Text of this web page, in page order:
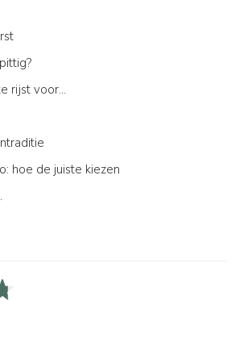
rijst voor...
hoe de juiste kiezen